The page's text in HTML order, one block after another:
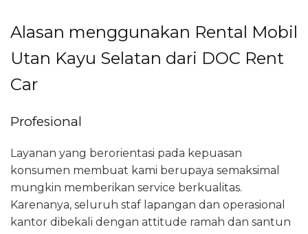
Alasan menggunakan Rental Mobil
Utan Kayu Selatan dari DOC Rent
Car
Profesional
Layanan yang berorientasi pada kepuasan
konsumen membuat kami berupaya semaksimal
mungkin memberikan service berkualitas.
Karenanya, seluruh staf lapangan dan operasional
kantor dibekali dengan attitude ramah dan santun